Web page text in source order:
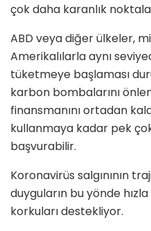
çok daha karanlık
ABD veya diğer ülkeler,
Amerikalılarla aynı
tüketmeye başlaması
karbon bombalarını
finansmanını ortadan
kullanmaya kadar pek
başvurabilir.
Koronavirüs salgınının
duyguların bu yönde h
korkuları destekliyor.